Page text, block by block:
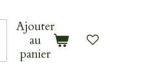
Ajouter
au
panier